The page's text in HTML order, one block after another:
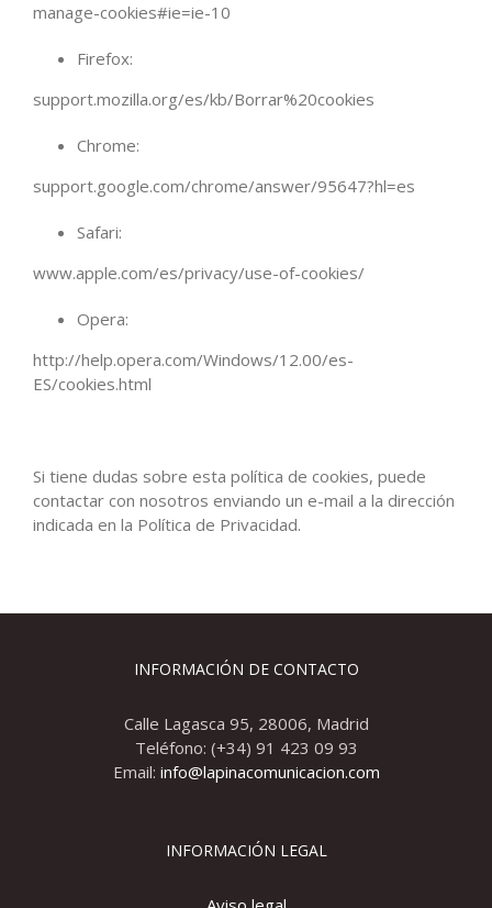
manage-cookies#ie=ie-10
Firefox:
support.mozilla.org/es/kb/Borrar%20cookies
Chrome:
support.google.com/chrome/answer/95647?hl=es
Safari:
www.apple.com/es/privacy/use-of-cookies/
Opera:
http://help.opera.com/Windows/12.00/es-
ES/cookies.html
Si tiene dudas sobre esta política de cookies, puede
contactar con nosotros enviando un e-mail a la dirección
indicada en la Política de Privacidad.
INFORMACIÓN DE CONTACTO
Calle Lagasca 95, 28006, Madrid
Teléfono: (+34) 91 423 09 93
Email: info@lapinacomunicacion.com
INFORMACIÓN LEGAL